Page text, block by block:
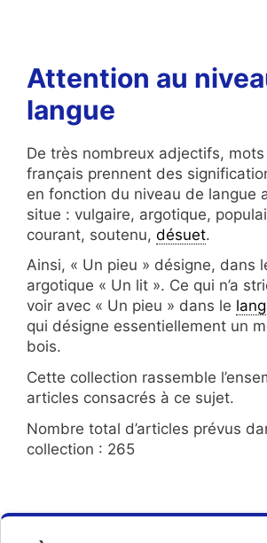
Attention au
langue
De très nombreux adjectifs,
français prennent des
en fonction du niveau de langue
situe : vulgaire, argotique,
courant, soutenu, désuet.
Ainsi, « Un pieu » désigne, dans
argotique « Un lit ». Ce qui n’a
voir avec « Un pieu » dans le
qui désigne essentiellement un
bois.
Cette collection rassemble
articles consacrés à ce sujet.
Nombre total d’articles prévus
collection : 265